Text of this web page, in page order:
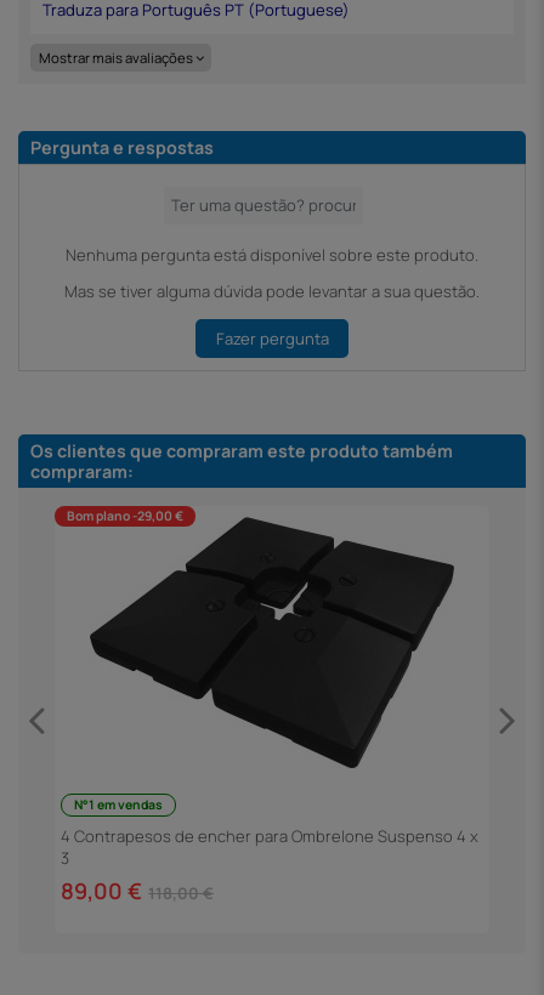
Mostrar mais avaliações
Pergunta e respostas
Nenhuma pergunta está disponível sobre este produto.
Mas se tiver alguma dúvida pode levantar a sua questão.
Fazer pergunta
Os clientes que compraram este produto também
compraram:
Bom plano -29,00 €
N°1 em vendas
4 Contrapesos de encher para Ombrelone Suspenso 4 x
3
89,00 € 118,00 €